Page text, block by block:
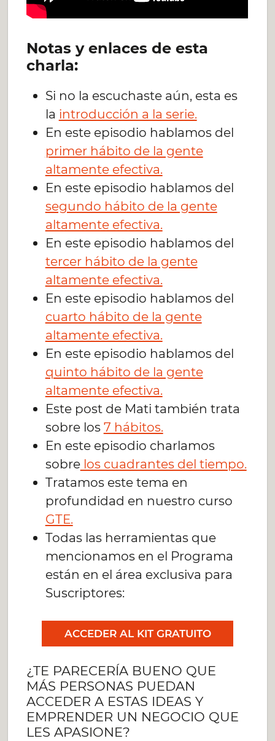
Notas y enlaces de esta
charla:
Si no la escuchaste aún, esta es
la introducción a la serie.
En este episodio hablamos del
primer hábito de la gente
altamente efectiva.
En este episodio hablamos del
segundo hábito de la gente
altamente efectiva.
En este episodio hablamos del
tercer hábito de la gente
altamente efectiva.
En este episodio hablamos del
cuarto hábito de la gente
altamente efectiva.
En este episodio hablamos del
quinto hábito de la gente
altamente efectiva.
Este post de Mati también trata
sobre los 7 hábitos.
En este episodio charlamos
sobrelos cuadrantes del tiempo.
Tratamos este tema en
profundidad en nuestro curso
GTE.
Todas las herramientas que
mencionamos en el Programa
están en el área exclusiva para
Suscriptores:
ACCEDER AL KIT GRATUITO
¿TE PARECERÍA BUENO QUE
MÁS PERSONAS PUEDAN
ACCEDER A ESTAS IDEAS Y
EMPRENDER UN NEGOCIO QUE
LES APASIONE?